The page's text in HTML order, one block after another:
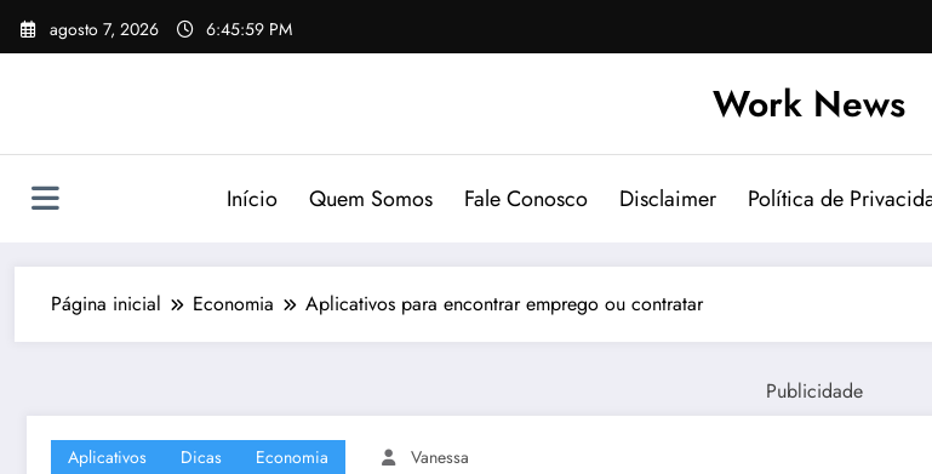
Pular
para
agosto 7, 2026 6:46:00 PM
Work News
Início Quem Somos Fale Conosco Disclaimer Política de
Página inicial Economia Aplicativos para encontrar emprego ou contratar
Publicidade
Aplicativos Dicas Economia Vanessa